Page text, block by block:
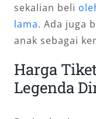
sekalian beli
lama. Ada juga
anak sebagai
Harga
Legenda